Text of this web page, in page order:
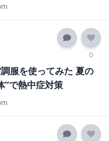
0
服を使ってみた 夏の
”で熱中症対策